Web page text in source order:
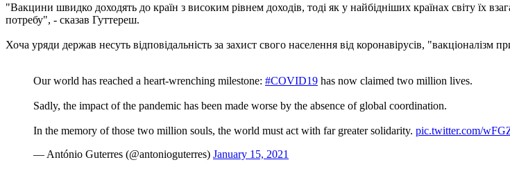
"Вакцини швидко доходять до країн з високим рівнем доходів, тоді як у найбідніших країнах світу їх
потребу", - сказав Гуттереш.
Хоча уряди держав несуть відповідальність за захист свого населення від коронавірусів,
Our world has reached a heart-wrenching milestone: #COVID19 has now claimed two million lives.
Sadly, the impact of the pandemic has been made worse by the absence of global coordination.
In the memory of those two million souls, the world must act with far greater solidarity. pic.twitter.com/
— António Guterres (@antonioguterres) January 15, 2021